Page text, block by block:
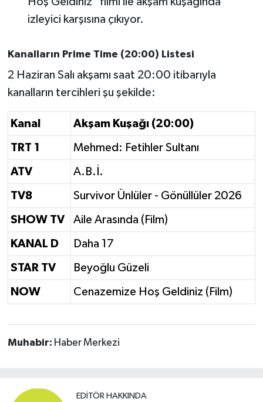
izleyici karşısına çıkıyor.
Kanalların Prime Time (20:00) Listesi
2 Haziran Salı akşamı saat 20:00 itibarıyla
kanalların tercihleri şu şekilde:
Kanal Akşam Kuşağı (20:00)
TRT 1 Mehmed: Fetihler Sultanı
ATV A.B.İ.
TV8 Survivor Ünlüler - Gönüllüler 2026
SHOW TV Aile Arasında (Film)
KANAL D Daha 17
STAR TV Beyoğlu Güzeli
NOW Cenazemize Hoş Geldiniz (Film)
Muhabir: Haber Merkezi
EDITÖR HAKKINDA
SÜRMANŞET
TARİHTE BUGÜN
TEKNOLOJİ
Trend
TÜRKİYE
VİZYONDAKİLER
YAŞAM